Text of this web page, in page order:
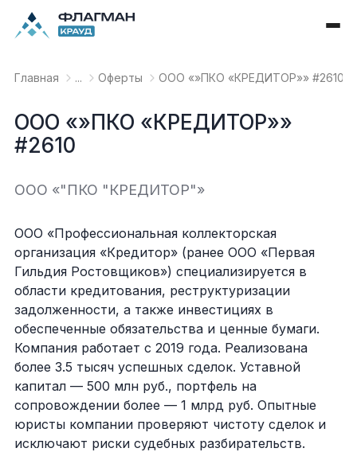
Главная ... Оферты OOO «»ПКО «КРЕДИТОР»» #2610
OOO «»ПКО «КРЕДИТОР»»
#2610
OOO «"ПКО "КРЕДИТОР"»
ООО «Профессиональная коллекторская
организация «Кредитор» (ранее ООО «Первая
Гильдия Ростовщиков») специализируется в
области кредитования, реструктуризации
задолженности, а также инвестициях в
обеспеченные обязательства и ценные бумаги.
Компания работает с 2019 года. Реализована
более 3.5 тысяч успешных сделок. Уставной
капитал — 500 млн руб., портфель на
сопровождении более — 1 млрд руб. Опытные
юристы компании проверяют чистоту сделок и
исключают риски судебных разбирательств.